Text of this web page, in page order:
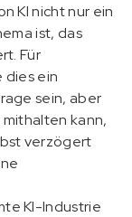
KI nicht nur ein
ist, das
Für
ein
sein, aber
kann,
verzögert
KI-Industrie